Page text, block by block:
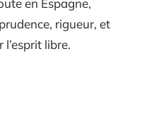
en Espagne,
rigueur, et
libre.